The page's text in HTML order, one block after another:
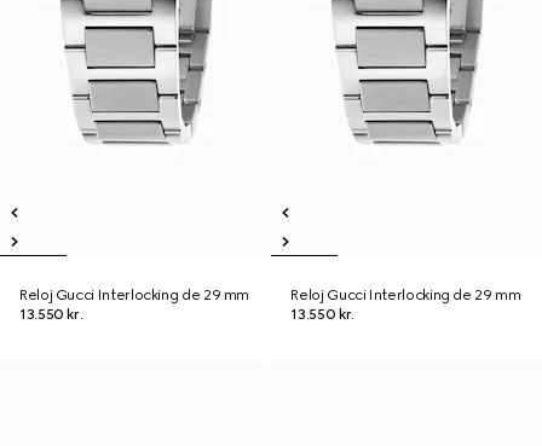
Reloj Gucci Interlocking de 29 mm
13.550 kr.
Reloj Gucci Interlocking de 29 mm
13.550 kr.